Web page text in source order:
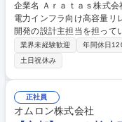
企業名 Ａｒａｔａｓ株式会社 求人名 【旧オムロン電子部品事業部/熊
電力インフラ向け高容量リレーの商品設計 仕
開発の設計主担当を担っていただきます。 【
の決定（マーケティング
産立上げ（工場との連携）
顧客ニーズの引き出しと商品提案 募集職種 【旧オムロン電
熊本】電力インフラ向け高
業界未経験歓迎 年間休日
土日祝休み
正社員
オムロン株式会社